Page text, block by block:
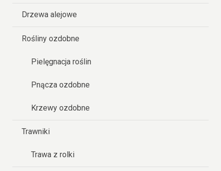
Drzewa alejowe
Rośliny ozdobne
Pielęgnacja roślin
Pnącza ozdobne
Krzewy ozdobne
Trawniki
Trawa z rolki